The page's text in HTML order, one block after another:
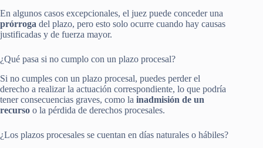
En algunos casos excepcionales, el juez puede conceder una
prórroga del plazo, pero esto solo ocurre cuando hay causas
justificadas y de fuerza mayor.
¿Qué pasa si no cumplo con un plazo procesal?
Si no cumples con un plazo procesal, puedes perder el
derecho a realizar la actuación correspondiente, lo que podría
tener consecuencias graves, como la inadmisión de un
recurso o la pérdida de derechos procesales.
¿Los plazos procesales se cuentan en días naturales o hábiles?